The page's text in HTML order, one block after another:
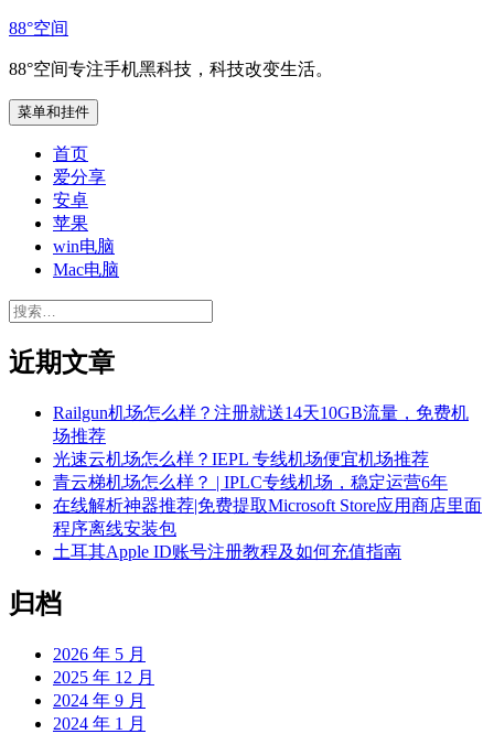
跳
内
容
88°空间
88°空间专注手机黑科技，科技改变生活。
菜单和挂件
首页
爱分享
安卓
苹果
win电脑
Mac电脑
搜
近期文章
Railgun机场怎么样？注册就送14天10GB流量，免费机
场推荐
光速云机场怎么样？IEPL 专线机场便宜机场推荐
青云梯机场怎么样？ | IPLC专线机场，稳定运营6年
在线解析神器推荐|免费提取Microsoft Store应用商店里面
程序离线安装包
土耳其Apple ID账号注册教程及如何充值指南
归档
2026 年 5 月
2025 年 12 月
2024 年 9 月
2024 年 1 月